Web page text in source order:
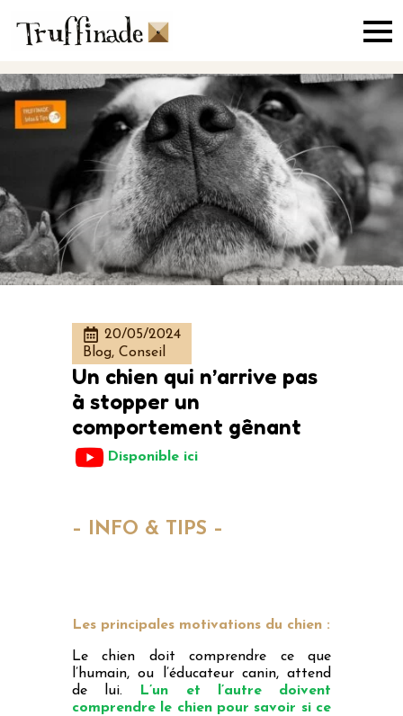
content
20/05/2024
Blog, Conseil
Un chien qui n’arrive pas
à stopper un
comportement gênant
Disponible ici
– INFO & TIPS –
Les principales motivations du chien :
Le chien doit comprendre ce que
l’humain, ou l’éducateur canin, attend
de lui.
L’un et l’autre doivent
comprendre le chien pour savoir si ce